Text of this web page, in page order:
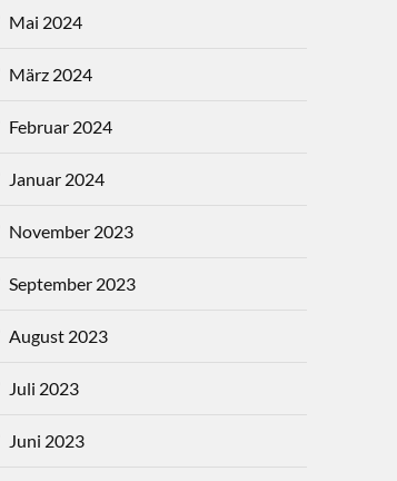
Mai 2024
März 2024
Februar 2024
Januar 2024
November 2023
September 2023
August 2023
Juli 2023
Juni 2023